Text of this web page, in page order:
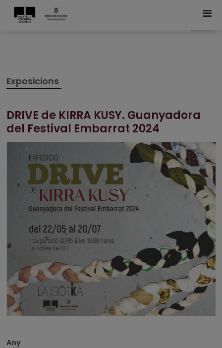
Exposicions
DRIVE de KIRRA KUSY. Guanyadora
del Festival Embarrat 2024
Any